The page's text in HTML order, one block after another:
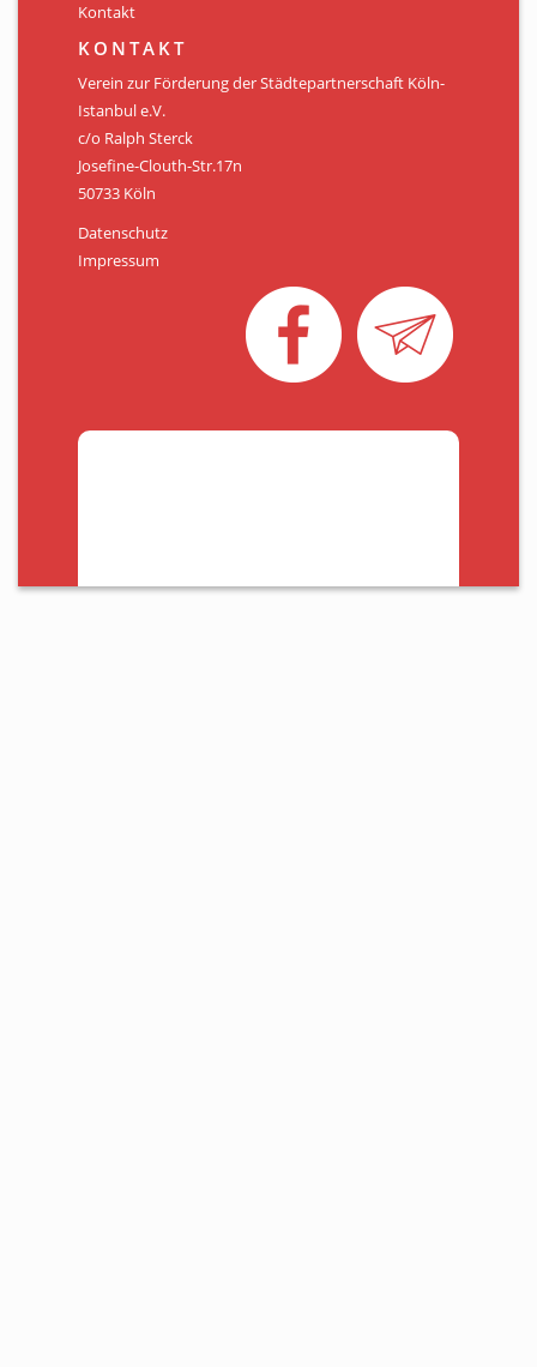
Kontakt
KONTAKT
Verein zur Förderung der Städtepartnerschaft Köln-
Istanbul e.V.
c/o Ralph Sterck
Josefine-Clouth-Str.17n
50733 Köln
Datenschutz
Impressum